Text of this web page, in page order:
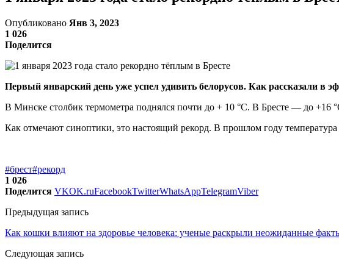
Опубликовано Янв 3, 2023
1 026
Поделится
Первый январский день уже успел удивить белорусов. Как рассказали
В Минске столбик термометра поднялся почти до + 10 °С. В Бресте — до +16
Как отмечают синоптики, это настоящий рекорд. В прошлом году температура
#брест#рекорд
1 026
Поделится VKOK.ruFacebookTwitterWhatsAppTelegramViber
Предыдущая запись
Как кошки влияют на здоровье человека: ученые раскрыли неожиданные
Следующая запись